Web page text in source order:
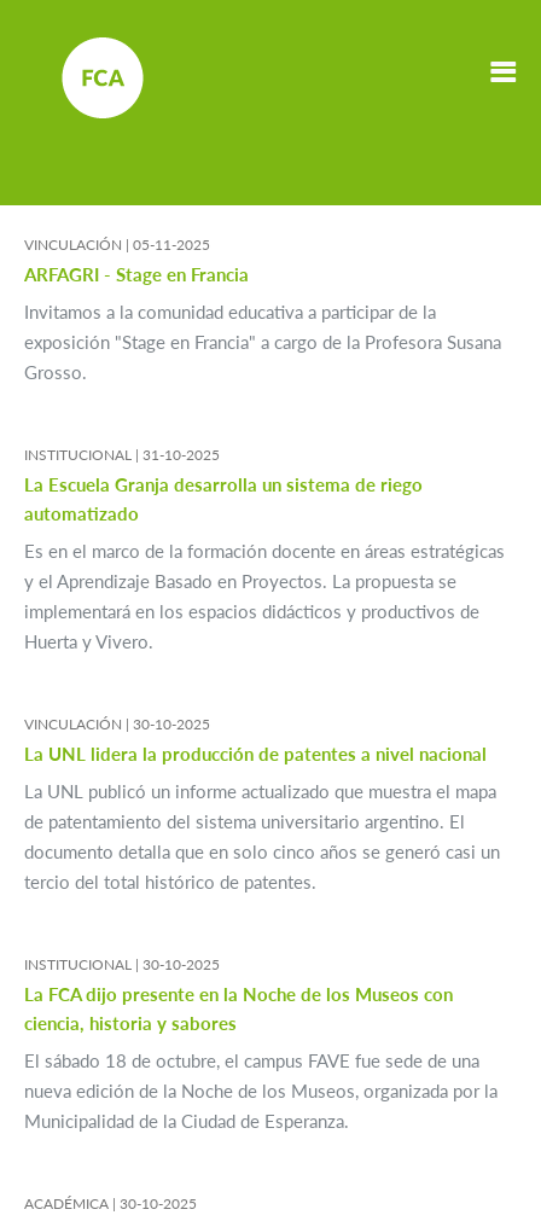
VINCULACIÓN | 05-11-2025
ARFAGRI - Stage en Francia
Invitamos a la comunidad educativa a participar de la
exposición "Stage en Francia" a cargo de la Profesora Susana
Grosso.
INSTITUCIONAL | 31-10-2025
La Escuela Granja desarrolla un sistema de riego
automatizado
Es en el marco de la formación docente en áreas estratégicas
y el Aprendizaje Basado en Proyectos. La propuesta se
implementará en los espacios didácticos y productivos de
Huerta y Vivero.
VINCULACIÓN | 30-10-2025
La UNL lidera la producción de patentes a nivel nacional
La UNL publicó un informe actualizado que muestra el mapa
de patentamiento del sistema universitario argentino. El
documento detalla que en solo cinco años se generó casi un
tercio del total histórico de patentes.
INSTITUCIONAL | 30-10-2025
La FCA dijo presente en la Noche de los Museos con
ciencia, historia y sabores
El sábado 18 de octubre, el campus FAVE fue sede de una
nueva edición de la Noche de los Museos, organizada por la
Municipalidad de la Ciudad de Esperanza.
ACADÉMICA | 30-10-2025